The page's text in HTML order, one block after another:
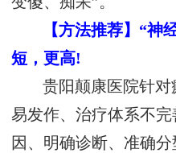
【方法推荐】“神
短，更高!
贵阳颠康医院针对
易发作、治疗体系不
因、明确诊断、准确